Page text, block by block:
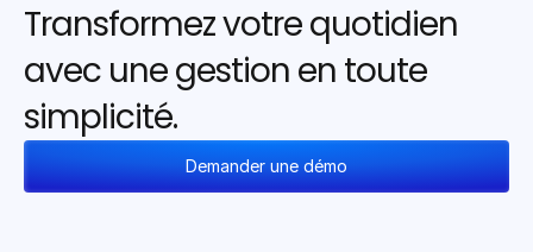
Transformez votre quotidien
avec une gestion en toute
simplicité.
Demander une démo